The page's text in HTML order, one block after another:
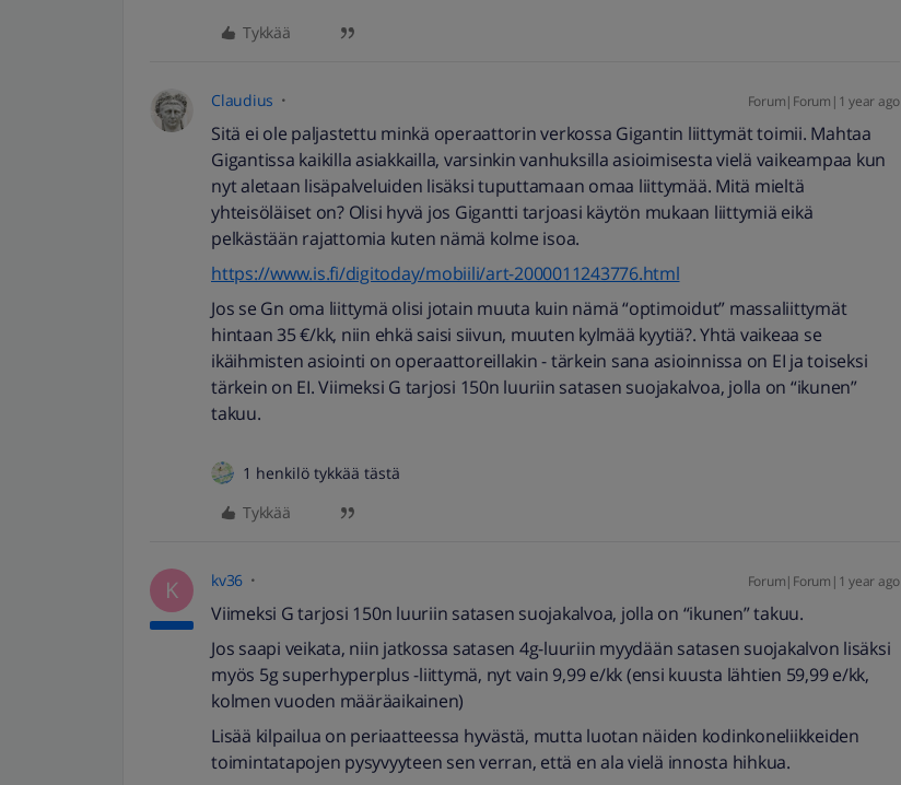
Tykkää
Claudius Forum|Forum|1 year ago
Sitä ei ole paljastettu minkä operaattorin verkossa Gigantin liittymät toimii. Mahtaa
Gigantissa kaikilla asiakkailla, varsinkin vanhuksilla asioimisesta vielä vaikeampaa kun
nyt aletaan lisäpalveluiden lisäksi tuputtamaan omaa liittymää. Mitä mieltä
yhteisöläiset on? Olisi hyvä jos Gigantti tarjoasi käytön mukaan liittymiä eikä
pelkästään rajattomia kuten nämä kolme isoa.
https://www.is.fi/digitoday/mobiili/art-2000011243776.html
Jos se Gn oma liittymä olisi jotain muuta kuin nämä “optimoidut” massaliittymät
hintaan 35 €/kk, niin ehkä saisi siivun, muuten kylmää kyytiä?. Yhtä vaikeaa se
ikäihmisten asiointi on operaattoreillakin - tärkein sana asioinnissa on EI ja toiseksi
tärkein on EI. Viimeksi G tarjosi 150n luuriin satasen suojakalvoa, jolla on “ikunen”
takuu.
1 henkilö tykkää tästä
Tykkää
K kv36 Forum|Forum|1 year ago
Viimeksi G tarjosi 150n luuriin satasen suojakalvoa, jolla on “ikunen” takuu.
Jos saapi veikata, niin jatkossa satasen 4g-luuriin myydään satasen suojakalvon lisäksi
myös 5g superhyperplus -liittymä, nyt vain 9,99 e/kk (ensi kuusta lähtien 59,99 e/kk,
kolmen vuoden määräaikainen)
Lisää kilpailua on periaatteessa hyvästä, mutta luotan näiden kodinkoneliikkeiden
toimintatapojen pysyvyyteen sen verran, että en ala vielä innosta hihkua.